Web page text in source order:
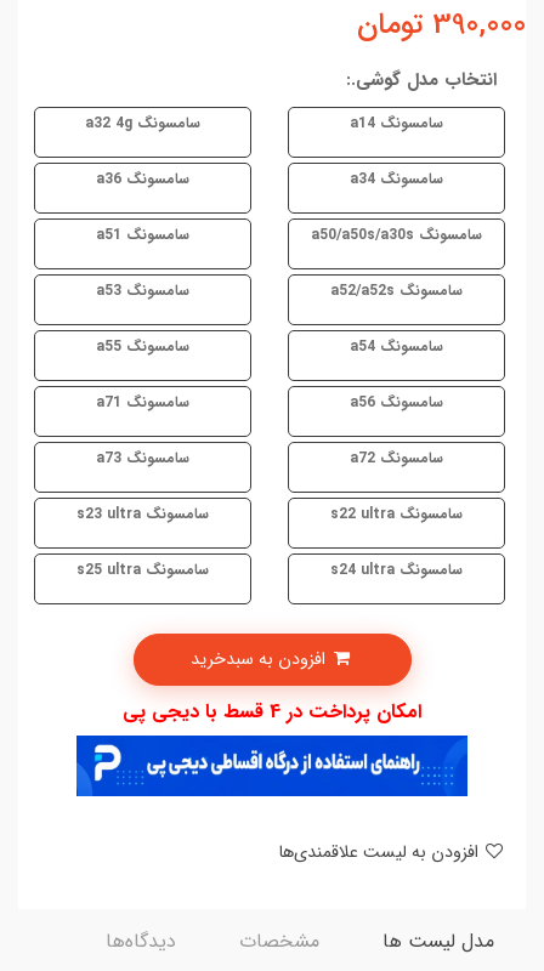
390,000 تومان
انتخاب مدل گوشی.:
سامسونگ a14 سامسونگ a32 4g
سامسونگ a34 سامسونگ a36
سامسونگ a50/a50s/a30s سامسونگ a51
سامسونگ a52/a52s سامسونگ a53
سامسونگ a54 سامسونگ a55
سامسونگ a56 سامسونگ a71
سامسونگ a72 سامسونگ a73
سامسونگ s22 ultra سامسونگ s23 ultra
سامسونگ s24 ultra سامسونگ s25 ultra
امکان پرداخت در 4 قسط با دیجی پی
مدل لیست ها مشخصات دیدگاه‌ها